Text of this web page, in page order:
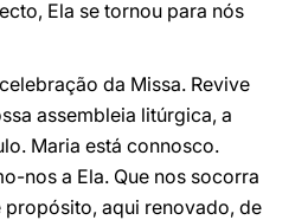
Ela se tornou para nós
da Missa. Revive
assembleia litúrgica, a
Maria está connosco.
nos a Ela. Que nos socorra
propósito, aqui renovado, de